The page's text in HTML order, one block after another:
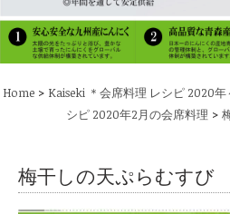
Home > Kaiseki ＊会席料理 レシピ 2020
シピ 2020年2月の会席料理 >
梅干しの天ぷらむすび